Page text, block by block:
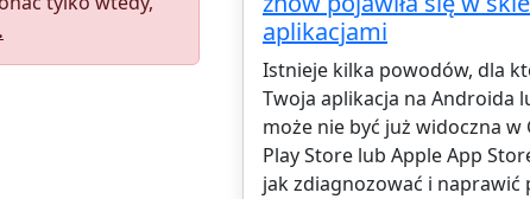
aplikacjami
Istnieje kilka powodów, dla
Twoja aplikacja na Androida
może nie być już widoczna w
Play Store lub Apple App
jak zdiagnozować i naprawić